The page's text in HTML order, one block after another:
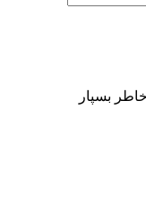
بسپار